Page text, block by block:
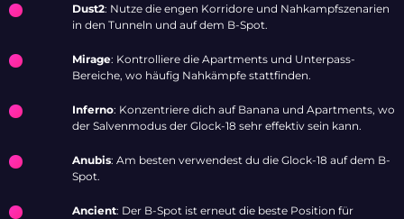
Dust2: Nutze die engen Korridore und Nahkampfszenarien
in den Tunneln und auf dem B-Spot.
Mirage: Kontrolliere die Apartments und Unterpass-
Bereiche, wo häufig Nahkämpfe stattfinden.
Inferno: Konzentriere dich auf Banana und Apartments, wo
der Salvenmodus der Glock-18 sehr effektiv sein kann.
Anubis: Am besten verwendest du die Glock-18 auf dem B-
Spot.
Ancient: Der B-Spot ist erneut die beste Position für